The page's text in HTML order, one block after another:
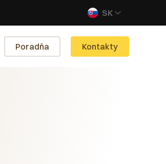
SK
Poradňa Kontakty